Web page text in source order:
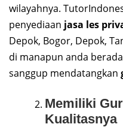
wilayahnya.
penyediaan jasa les
Depok, Bogor, Depok,
di manapun anda
sanggup mendatangkan
Memiliki
Kualitasnya